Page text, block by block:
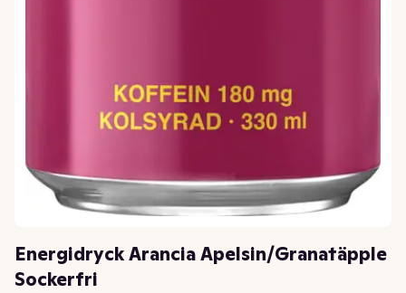
Energidryck Arancia Apelsin/Granatäpple
Sockerfri